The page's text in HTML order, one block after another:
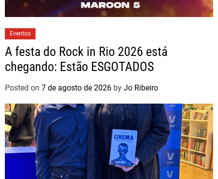
Eventos
A festa do Rock in Rio 2026 está
chegando: Estão ESGOTADOS
Posted on 7 de agosto de 2026 by Jo Ribeiro